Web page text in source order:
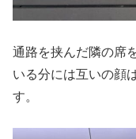
通路を挟んだ隣の席
いる分には互いの顔
す。